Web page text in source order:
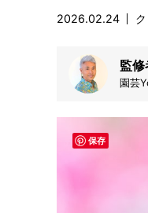
2026.02.24
監
園芸
保存